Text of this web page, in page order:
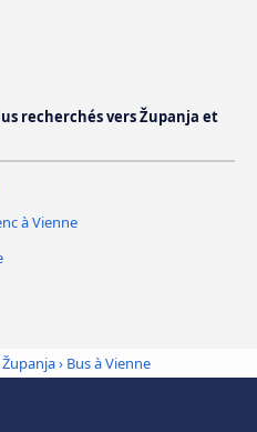
recherchés vers Županja et
à Vienne
Županja› Bus à Vienne